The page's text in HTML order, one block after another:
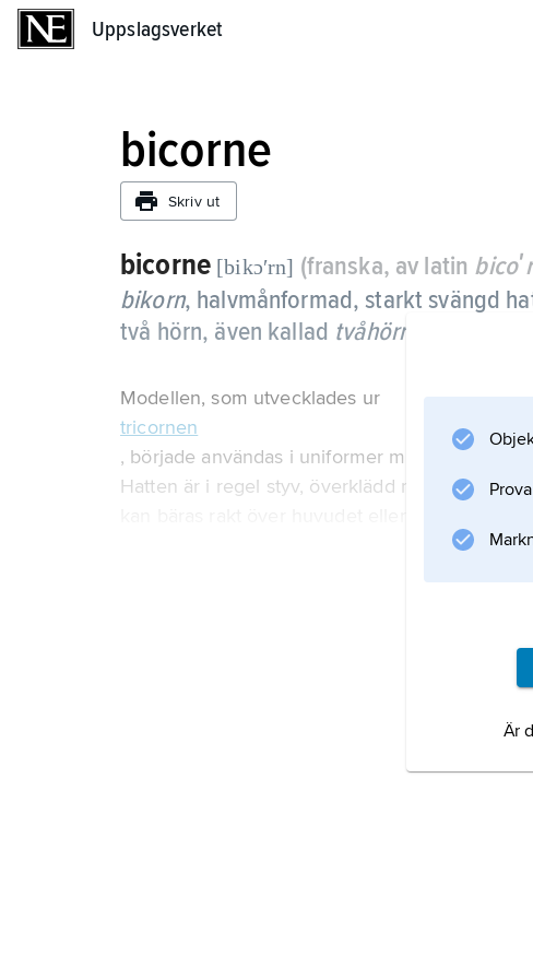
Uppslagsverket
bicorne
Skriv ut
bicorne [bikɔʹrn] (franska, av latin
bikorn, halvmånformad, starkt svängd
två hörn, även kallad tvåhörning
Modellen, som utvecklades ur
tricornen
, började användas i uniformer mot slutet av
Hatten är i regel styv, överklädd med silkefälb
Är